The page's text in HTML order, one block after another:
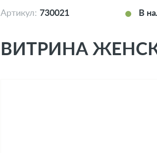
Артикул: 730021 В
ВИТРИНА